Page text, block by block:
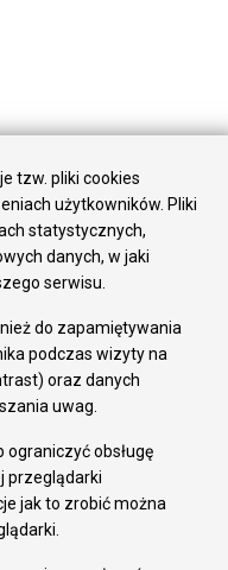
tzw. pliki cookies
użytkowników. Pliki
statystycznych,
danych, w jaki
serwisu.
do zapamiętywania
podczas wizyty na
oraz danych
uwag.
ograniczyć obsługę
przeglądarki
jak to zrobić można